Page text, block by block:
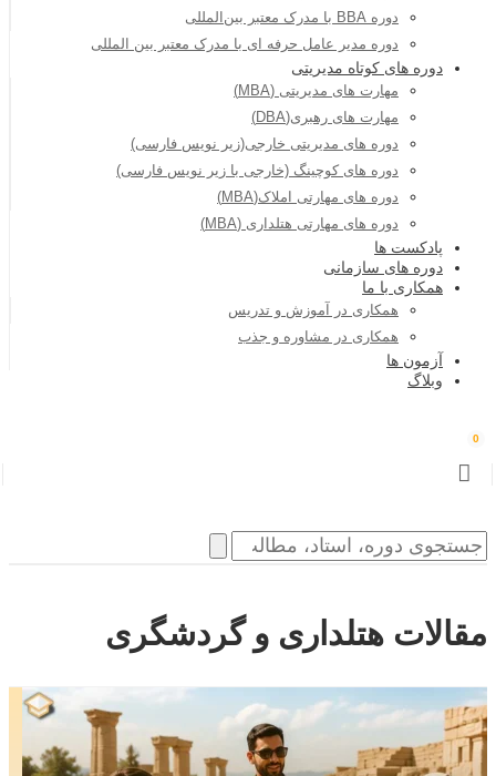
دوره BBA با مدرک معتبر بین‌المللی
دوره مدیر عامل حرفه ای با مدرک معتبر بین المللی
دوره های کوتاه مدیریتی
مهارت های مدیریتی (MBA)
مهارت های رهبری(DBA)
دوره های مدیریتی خارجی(زیر نویس فارسی)
دوره های کوچینگ (خارجی با زیر نویس فارسی)
دوره های مهارتی املاک(MBA)
دوره های مهارتی هتلداری (MBA)
پادکست ها
دوره های سازمانی
همکاری با ما
همکاری در آموزش و تدریس
همکاری در مشاوره و جذب
آزمون ها
وبلاگ
0
مقالات هتلداری و گردشگری